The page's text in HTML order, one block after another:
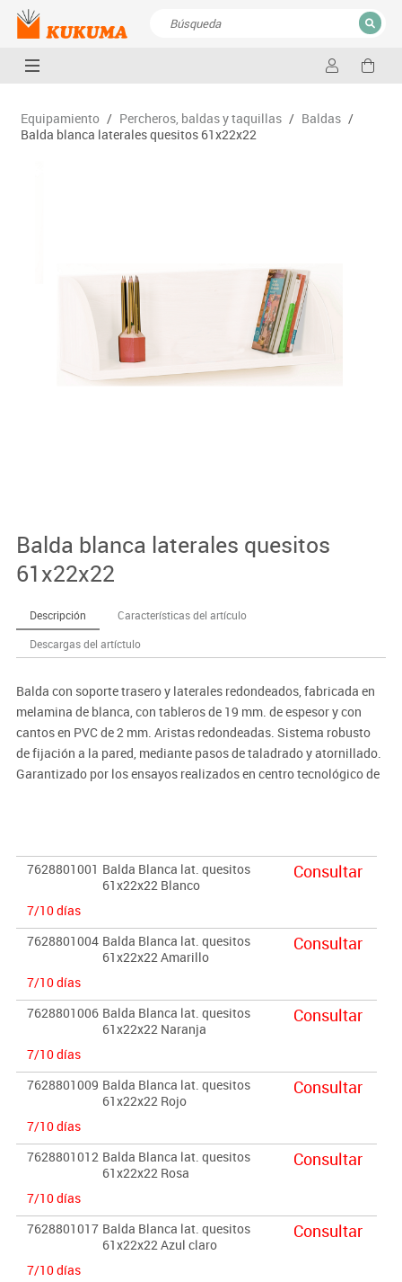
CERRAR
Equipamiento / Percheros, baldas y taquillas / Baldas /
Balda blanca laterales quesitos 61x22x22
Balda blanca laterales quesitos
61x22x22
Descripción
Características del artículo
Descargas del artíctulo
Balda con soporte trasero y laterales redondeados, fabricada en
melamina de blanca, con tableros de 19 mm. de espesor y con
cantos en PVC de 2 mm. Aristas redondeadas. Sistema robusto
de fijación a la pared, mediante pasos de taladrado y atornillado.
Garantizado por los ensayos realizados en centro tecnológico de
Importante:
El mobiliario se pide por encargo. En caso de devolución no se
7628801001 Balda Blanca lat. quesitos
61x22x22 Blanco
7/10 días
Consultar
7628801004 Balda Blanca lat. quesitos
61x22x22 Amarillo
7/10 días
Consultar
7628801006 Balda Blanca lat. quesitos
61x22x22 Naranja
7/10 días
Consultar
7628801009 Balda Blanca lat. quesitos
61x22x22 Rojo
7/10 días
Consultar
7628801012 Balda Blanca lat. quesitos
61x22x22 Rosa
7/10 días
Consultar
7628801017 Balda Blanca lat. quesitos
61x22x22 Azul claro
7/10 días
Consultar